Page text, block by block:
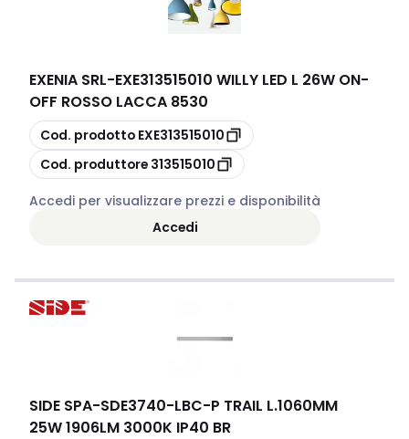
EXENIA SRL-EXE313515010 WILLY LED L 26W ON-
OFF ROSSO LACCA 8530
copia
Cod. prodotto EXE313515010
copia
Cod. produttore 313515010
Accedi per visualizzare prezzi e disponibilità
Accedi
SIDE SPA-SDE3740-LBC-P TRAIL L.1060MM
25W 1906LM 3000K IP40 BR